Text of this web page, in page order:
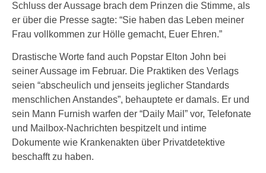
Schluss der Aussage brach dem Prinzen die Stimme, als
er über die Presse sagte: “Sie haben das Leben meiner
Frau vollkommen zur Hölle gemacht, Euer Ehren.”
Drastische Worte fand auch Popstar Elton John bei
seiner Aussage im Februar. Die Praktiken des Verlags
seien “abscheulich und jenseits jeglicher Standards
menschlichen Anstandes”, behauptete er damals. Er und
sein Mann Furnish warfen der “Daily Mail” vor, Telefonate
und Mailbox-Nachrichten bespitzelt und intime
Dokumente wie Krankenakten über Privatdetektive
beschafft zu haben.